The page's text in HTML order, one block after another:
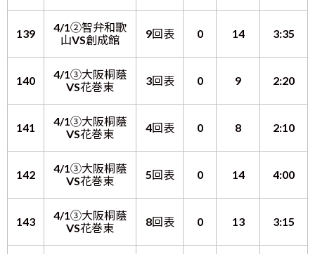
139
4/1②智弁和歌
山VS創成館
9回表 0 14 3:35
140
4/1③大阪桐蔭
VS花巻東
3回表 0 9 2:20
141
4/1③大阪桐蔭
VS花巻東
4回表 0 8 2:10
142
4/1③大阪桐蔭
VS花巻東
5回表 0 14 4:00
143
4/1③大阪桐蔭
VS花巻東
8回表 0 13 3:15